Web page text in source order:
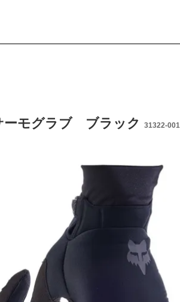
ーモグラブ ブラック 31322-001